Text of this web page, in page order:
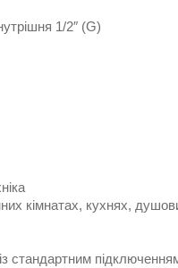
1/2″ (G)
кімнатах, кухнях,
стандартним